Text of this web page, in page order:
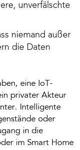
unverfälschte
niemand außer
die Daten
eine IoT-
privater Akteur
Intelligente
oder
in die
im Smart Home